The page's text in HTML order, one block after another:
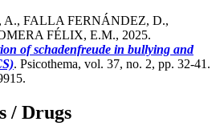
FALLA FERNÁNDEZ, D.,
FÉLIX, E.M., 2025.
of schadenfreude in bullying and
. Psicothema, vol. 37, no. 2, pp. 32-41.
/ Drugs